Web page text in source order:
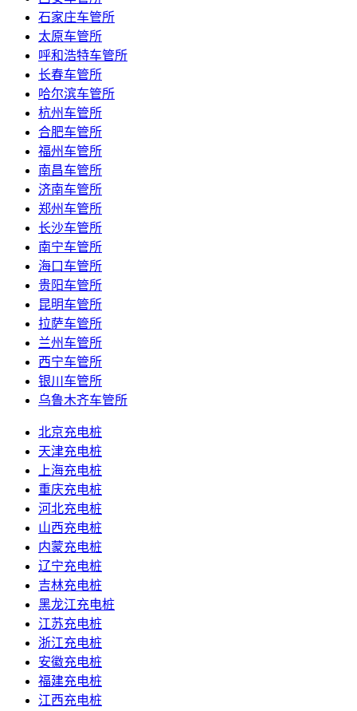
石家庄车管所
太原车管所
呼和浩特车管所
长春车管所
哈尔滨车管所
杭州车管所
合肥车管所
福州车管所
南昌车管所
济南车管所
郑州车管所
长沙车管所
南宁车管所
海口车管所
贵阳车管所
昆明车管所
拉萨车管所
兰州车管所
西宁车管所
银川车管所
乌鲁木齐车管所
北京充电桩
天津充电桩
上海充电桩
重庆充电桩
河北充电桩
山西充电桩
内蒙充电桩
辽宁充电桩
吉林充电桩
黑龙江充电桩
江苏充电桩
浙江充电桩
安徽充电桩
福建充电桩
江西充电桩